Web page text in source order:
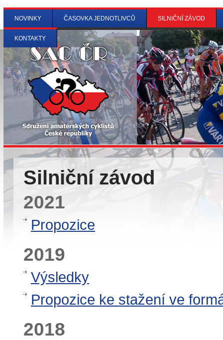
Silniční závod
2021
Propozice
2019
Výsledky
Propozice ke stažení ve
2018
NOVINKY ČASOVKA JEDNOTLIVCŮ SILNIČNÍ ZÁVOD
KONTAKTY